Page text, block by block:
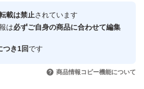
心・安全なユーザーです
引を完了させた実績があります
載は禁止されています
は必ずご自身の商品に合わせて編集
つき1回です
商品情報コピー機能について